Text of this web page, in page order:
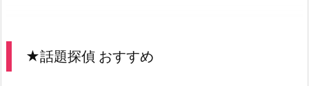
★話題探偵 おすすめ